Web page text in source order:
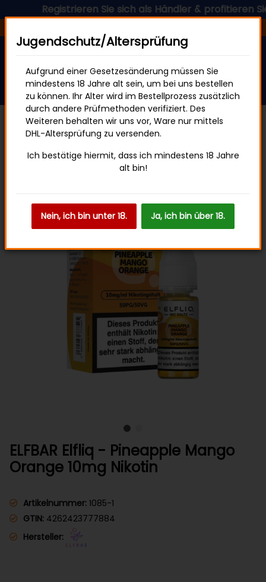
Registrieren Sie sich als Händler & profitieren Sie
ELFBAR Elfliq 10mg
ELFBAR Elfliq - Pineapple Mango
Orange 10mg Nikotin
Artikelnummer: 1085-1
GTIN: 4262423777884
Hersteller:
Jugendschutz/Altersprüfung
Aufgrund einer Gesetzesänderung müssen Sie
mindestens 18 Jahre alt sein, um bei uns bestellen
zu können. Ihr Alter wird im Bestellprozess zusätzlich
durch andere Prüfmethoden verifiziert. Des
Weiteren behalten wir uns vor, Ware nur mittels
DHL-Altersprüfung zu versenden.
Ich bestätige hiermit, dass ich mindestens 18 Jahre
alt bin!
Nein, ich bin unter 18. Ja, ich bin über 18.